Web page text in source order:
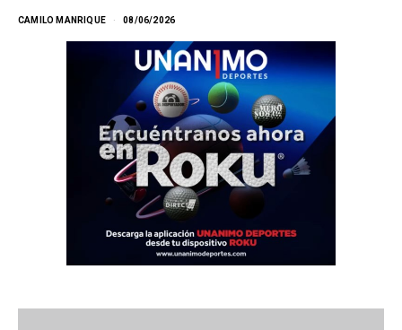
CAMILO MANRIQUE 08/06/2026